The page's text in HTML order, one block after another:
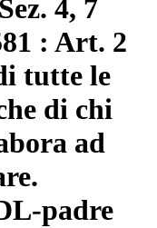
4, 7
: Art. 2
tutte le
di chi
ad
padre